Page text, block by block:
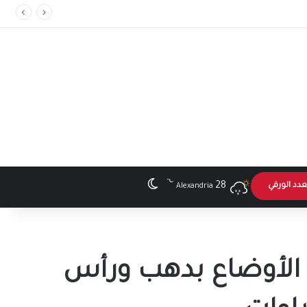
الورقي Alexandria 28
℃ الوضع المظلم
بدهب ورأس